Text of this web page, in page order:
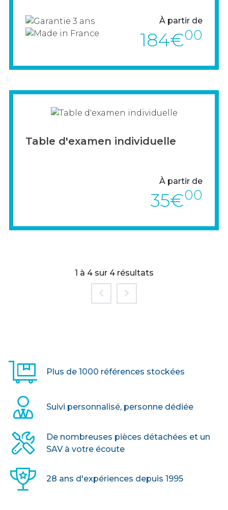
À partir de
184€00
Découvrez la table pliante Vendée.
> VOIR LE PRODUIT
Table d'examen individuelle
À partir de
35€00
> VOIR LE PRODUIT
1 à 4 sur 4 résultats
Plus de 1000 références stockées
Suivi personnalisé, personne dédiée
De nombreuses pièces détachées et un
SAV à votre écoute
28 ans d'expériences depuis 1995